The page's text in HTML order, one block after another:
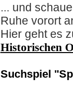
... und
Ruhe vorort
Hier geht es
Historischen
Suchspiel